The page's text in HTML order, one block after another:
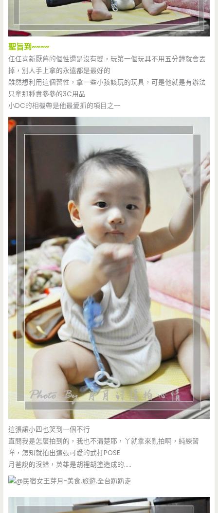
聖旨到~~~~
任任喜新厭舊的個性還是沒有變，玩第一個玩具不用五分鐘就會丟
掉，別人手上拿的永遠都是最好的
雖然想利用這個習性，拿一些小孩該玩的玩具，可是他就是有辦法
只拿那種貴參參的3C用品
小DC的相機帶是他最愛抓的項目之一
這張讓小四也笑到一個不行
直問我是怎麼拍到的，我也不清楚耶，丫就拿來亂拍啊，純練習
咩，怎知就拍出這張可愛的武打POSE
月爸說的沒錯，英雄是胡裡胡塗造成的…..